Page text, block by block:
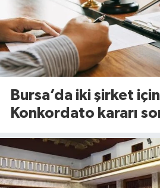
Bursa’da iki şirket
Konkordato kararı